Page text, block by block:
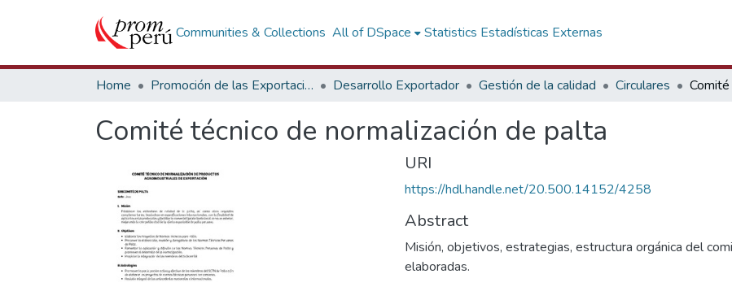
Communities & Collections All of DSpace Statistics Estadísticas Externas
Home Promoción de las Exportaciones Desarrollo Exportador Gestión de la calidad Circulares
Comité técnico de normalización de palta
URI
https://hdl.handle.net/20.500.14152/4258
Abstract
Misión, objetivos, estrategias, estructura orgánica del
elaboradas.